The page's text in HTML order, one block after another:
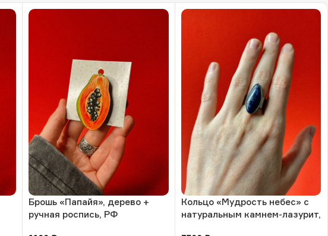
Брошь «Папайя», дерево +
ручная роспись, РФ
Кольцо «Мудрость небес» с
натуральным камнем-лазурит,